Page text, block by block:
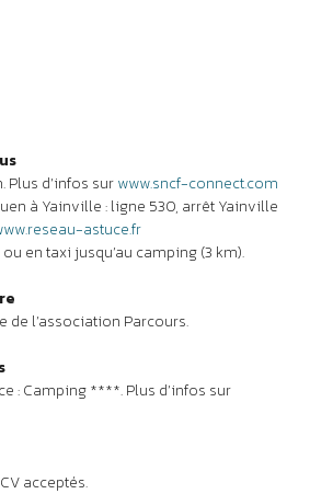
l’association Parcours.
: Camping ****. Plus d’infos sur
acceptés.
tenus en laisse, en dehors des espaces
à votre arrivée. Les animaux
les chiens de première catégorie
catégorie (chiens de défense)
Dans tous les cas, un seul animal